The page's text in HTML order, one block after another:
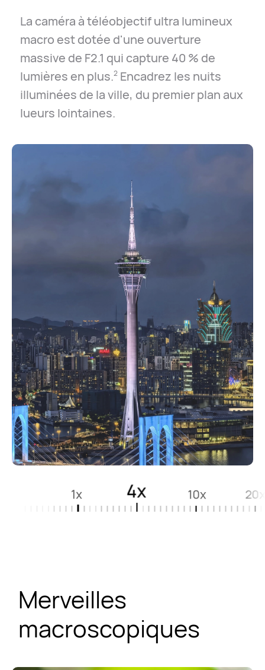
La caméra à téléobjectif ultra lumineux
macro est dotée d'une ouverture
massive de F2.1 qui capture 40 % de
lumières en plus.2Encadrez les nuits
illuminées de la ville, du premier plan aux
lueurs lointaines.
1x 4x 10x 20x
Merveilles
macroscopiques